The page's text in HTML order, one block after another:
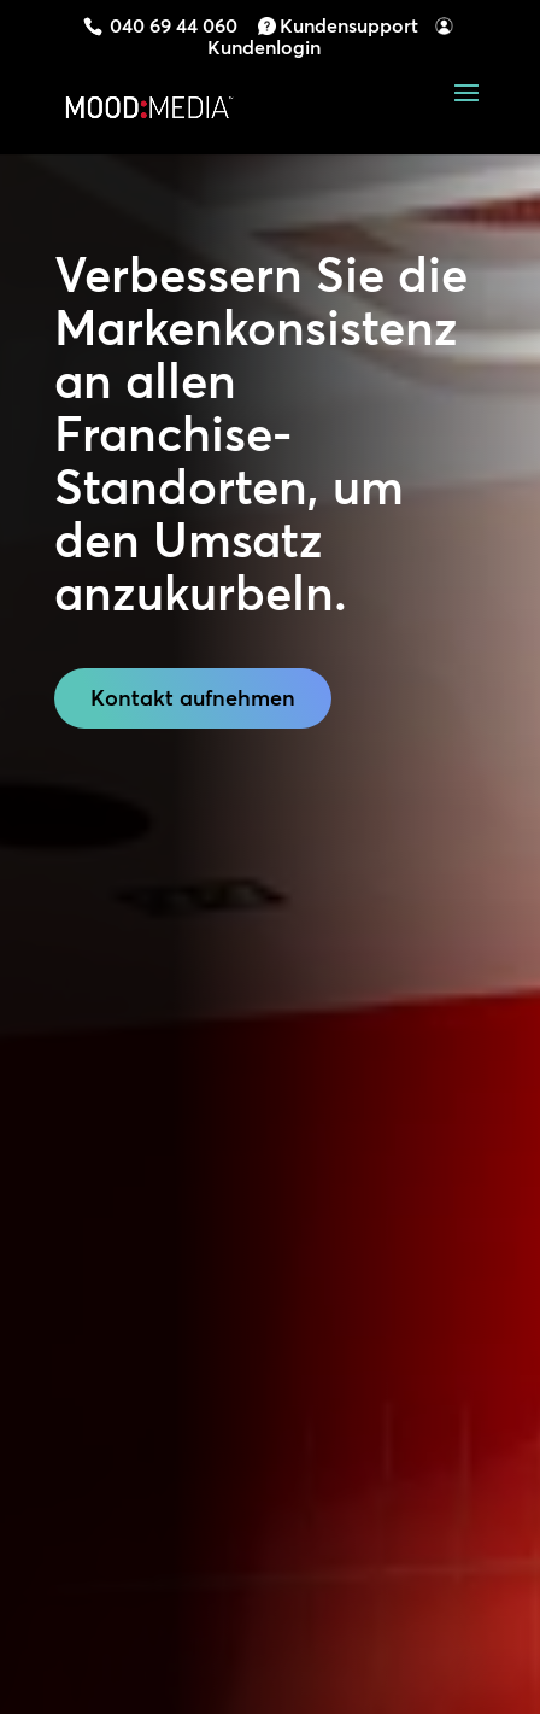
040 69 44 060
Kundensupport
Kundenlogin
Verbessern Sie die
Markenkonsistenz
an allen
Franchise-
Standorten, um
den Umsatz
anzukurbeln.
Kontakt aufnehmen